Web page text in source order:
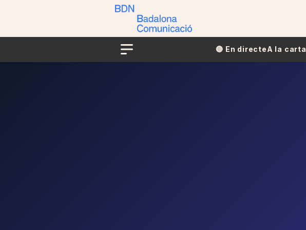
Menu
🔴​​ En directeA la carta